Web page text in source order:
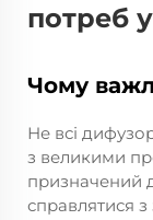
потреб
Чому
Не всі
з великими
призначений
справлятися з